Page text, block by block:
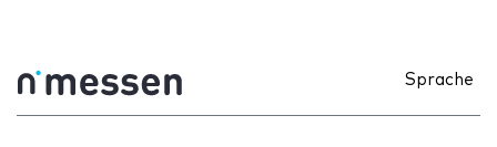
Sprache